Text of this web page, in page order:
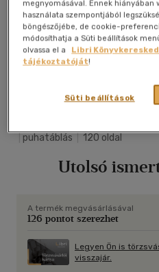
puhatáblás 120 oldal
Utolsó
A termék megvásárlásával
126 pontot szerezhet
Legyen Ön is
visszajár.
megnyomásával. Ennek hiányában
használata szempontjából
böngészőjébe, de cookie-
módosíthatja a Süti beállítások
olvassa el a
Libri
tájékoztatóját!
Süti beállítások